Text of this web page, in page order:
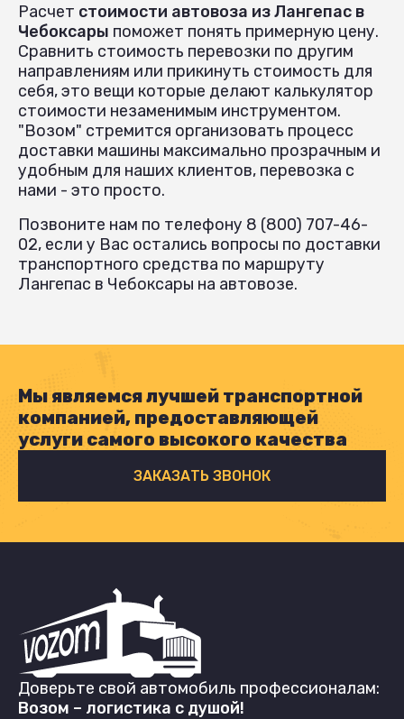
Расчет стоимости автовоза из Лангепас в
Чебоксары поможет понять примерную цену.
Сравнить стоимость перевозки по другим
направлениям или прикинуть стоимость для
себя, это вещи которые делают калькулятор
стоимости незаменимым инструментом.
"Возом" стремится организовать процесс
доставки машины максимально прозрачным и
удобным для наших клиентов, перевозка с
нами - это просто.
Позвоните нам по телефону 8 (800) 707-46-
02, если у Вас остались вопросы по доставки
транспортного средства по маршруту
Лангепас в Чебоксары на автовозе.
Мы являемся лучшей транспортной
компанией, предоставляющей
услуги самого высокого качества
ЗАКАЗАТЬ ЗВОНОК
Доверьте свой автомобиль профессионалам:
Возом – логистика с душой!